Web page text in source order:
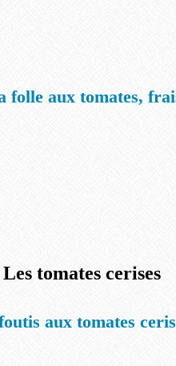
folle aux tomates,
Les tomates cerises
aux tomates